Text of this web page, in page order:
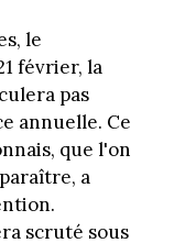
le
février, la
pas
annuelle. Ce
que l'on
a
scruté sous